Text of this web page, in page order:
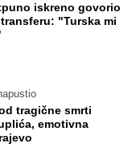
iskreno govorio
"Turska mi
tragične smrti
emotivna